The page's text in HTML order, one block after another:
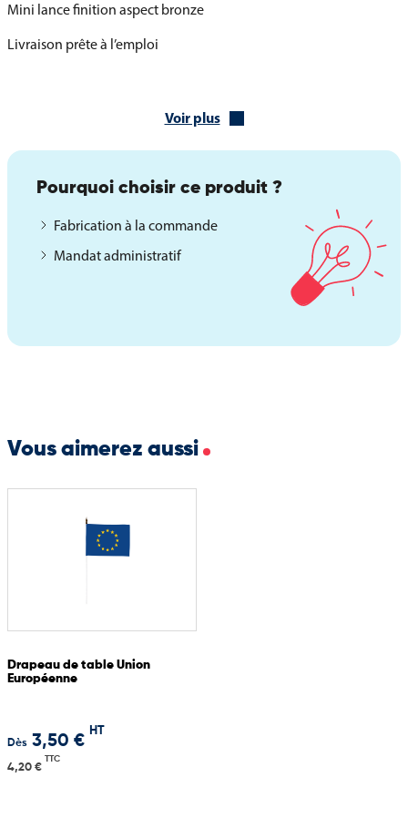
Mini lance finition aspect bronze
Livraison prête à l’emploi
table de l’Albanie peut être présenté sur plusieurs modèles de
socles en bois verni. Ces supports sont conçus pour mettre en
valeur un ou plusieurs drapeaux et s’adapter à différents
Versions disponibles :
Socle 3 trous pour une multiple présentation
Voir plus
Pourquoi choisir ce produit ?
Fabrication à la commande
Mandat administratif
Vous aimerez aussi
Drapeau de table Union
Européenne
Dès 3,50 €
HT
4,20 €
TTC